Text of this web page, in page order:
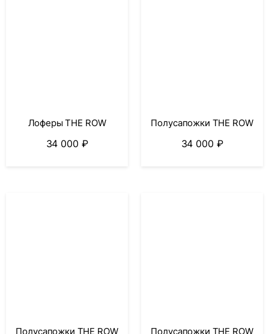
Лоферы THE ROW
34 000 ₽
Полусапожки THE ROW
34 000 ₽
Полусапожки THE ROW Полусапожки THE ROW